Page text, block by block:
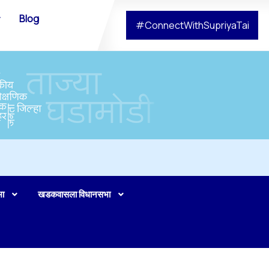
Blog
#ConnectWithSupriyaTai
खडकवासला विधानसभा